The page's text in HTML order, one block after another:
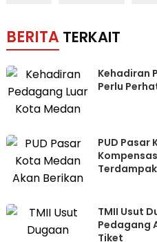
BERITA TERKAIT
Kehadiran
Perlu
PUD Pasar
TMII Usut
Pedagang
Tiket